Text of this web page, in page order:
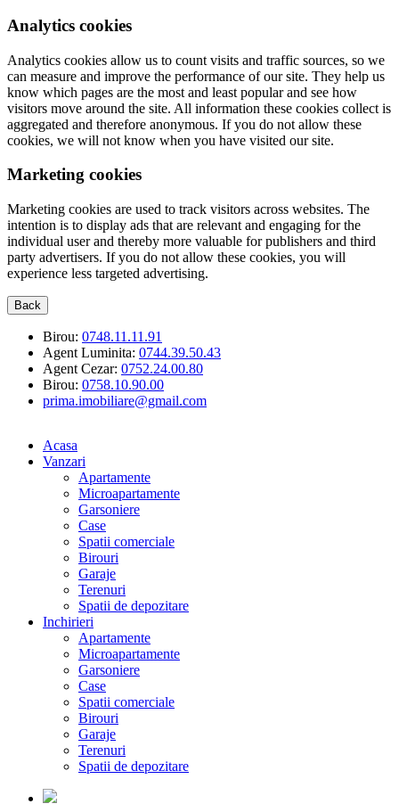
Analytics cookies
Analytics cookies allow us to count visits and traffic sources, so we
can measure and improve the performance of our site. They help us
know which pages are the most and least popular and see how
visitors move around the site. All information these cookies collect is
aggregated and therefore anonymous. If you do not allow these
cookies, we will not know when you have visited our site.
Marketing cookies
Marketing cookies are used to track visitors across websites. The
intention is to display ads that are relevant and engaging for the
individual user and thereby more valuable for publishers and third
party advertisers. If you do not allow these cookies, you will
experience less targeted advertising.
Back
Birou: 0748.11.11.91
Agent Luminita: 0744.39.50.43
Agent Cezar: 0752.24.00.80
Birou: 0758.10.90.00
prima.imobiliare@gmail.com
Acasa
Vanzari
Apartamente
Microapartamente
Garsoniere
Case
Spatii comerciale
Birouri
Garaje
Terenuri
Spatii de depozitare
Inchirieri
Apartamente
Microapartamente
Garsoniere
Case
Spatii comerciale
Birouri
Garaje
Terenuri
Spatii de depozitare